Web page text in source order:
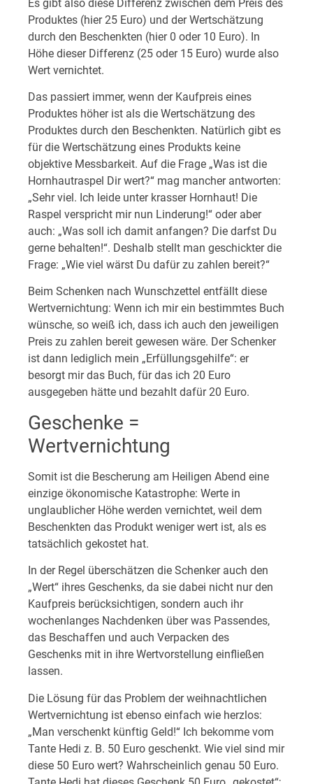
Es gibt also diese Differenz zwischen dem Preis des
Produktes (hier 25 Euro) und der Wertschätzung
durch den Beschenkten (hier 0 oder 10 Euro). In
Höhe dieser Differenz (25 oder 15 Euro) wurde also
Wert vernichtet.
Das passiert immer, wenn der Kaufpreis eines
Produktes höher ist als die Wertschätzung des
Produktes durch den Beschenkten. Natürlich gibt es
für die Wertschätzung eines Produkts keine
objektive Messbarkeit. Auf die Frage „Was ist die
Hornhautraspel Dir wert?“ mag mancher antworten:
„Sehr viel. Ich leide unter krasser Hornhaut! Die
Raspel verspricht mir nun Linderung!“ oder aber
auch: „Was soll ich damit anfangen? Die darfst Du
gerne behalten!“. Deshalb stellt man geschickter die
Frage: „Wie viel wärst Du dafür zu zahlen bereit?“
Beim Schenken nach Wunschzettel entfällt diese
Wertvernichtung: Wenn ich mir ein bestimmtes Buch
wünsche, so weiß ich, dass ich auch den jeweiligen
Preis zu zahlen bereit gewesen wäre. Der Schenker
ist dann lediglich mein „Erfüllungsgehilfe“: er
besorgt mir das Buch, für das ich 20 Euro
ausgegeben hätte und bezahlt dafür 20 Euro.
Geschenke =
Wertvernichtung
Somit ist die Bescherung am Heiligen Abend eine
einzige ökonomische Katastrophe: Werte in
unglaublicher Höhe werden vernichtet, weil dem
Beschenkten das Produkt weniger wert ist, als es
tatsächlich gekostet hat.
In der Regel überschätzen die Schenker auch den
„Wert“ ihres Geschenks, da sie dabei nicht nur den
Kaufpreis berücksichtigen, sondern auch ihr
wochenlanges Nachdenken über was Passendes,
das Beschaffen und auch Verpacken des
Geschenks mit in ihre Wertvorstellung einfließen
lassen.
Die Lösung für das Problem der weihnachtlichen
Wertvernichtung ist ebenso einfach wie herzlos:
„Man verschenkt künftig Geld!“ Ich bekomme vom
Tante Hedi z. B. 50 Euro geschenkt. Wie viel sind mir
diese 50 Euro wert? Wahrscheinlich genau 50 Euro.